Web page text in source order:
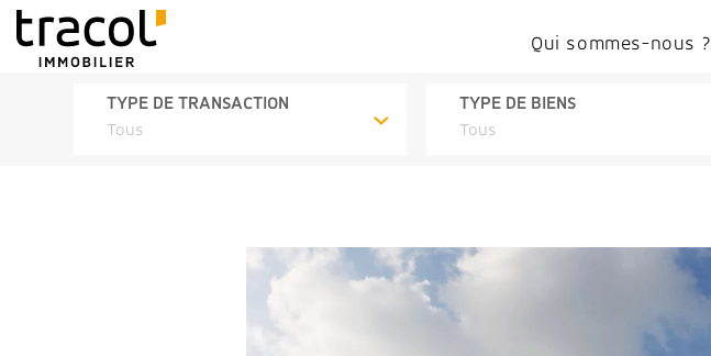
TYPE DE TRANSACTION
Tous
TYPE DE BIENS
Tous
Qui sommes-nous ?